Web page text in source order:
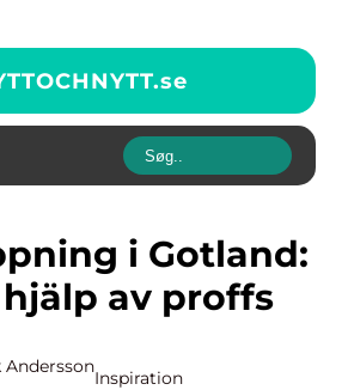
se
av proffs
Andersson
Inspiration